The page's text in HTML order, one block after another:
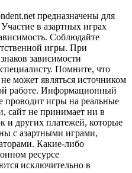
предназначены для
в азартных играх
Соблюдайте
игры. При
зависимости
Помните, что
может являться источником
работе. Информационный
проводит игры на реальные
сайт не принимает ни в
и других платежей, которые
с азартными играми,
Какие-либо
ресурсе
исключительно в